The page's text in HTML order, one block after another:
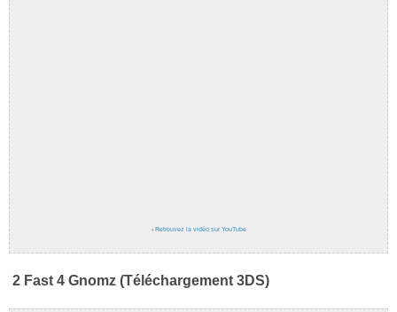
› Retrouvez la vidéo sur YouTube
2 Fast 4 Gnomz (Téléchargement 3DS)